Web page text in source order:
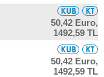
50,42 Euro,
1492,59 TL
50,42 Euro,
1492,59 TL